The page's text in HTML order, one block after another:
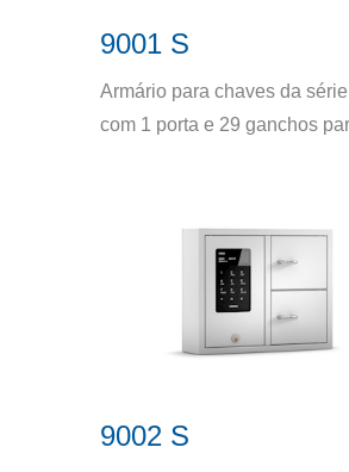
9001 S
Armário para chaves da
com 1 porta e 29 ganchos
9002 S